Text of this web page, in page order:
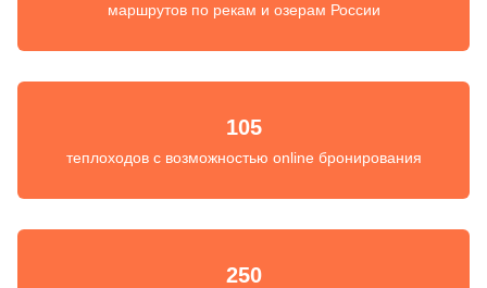
маршрутов по рекам и озерам России
105
теплоходов с возможностью online бронирования
250